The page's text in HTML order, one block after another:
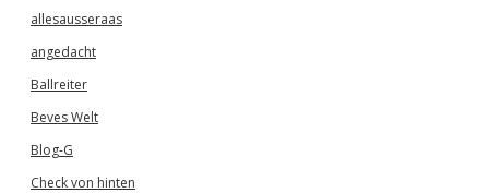
allesausseraas
angedacht
Ballreiter
Beves Welt
Blog-G
Check von hinten